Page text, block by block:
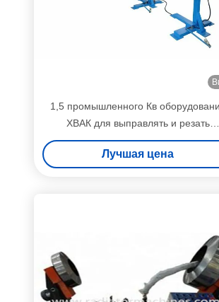
1,5 промышленного Кв
ХВАК для выправлять и резать
алюминиевую трубу
Лучшая цена